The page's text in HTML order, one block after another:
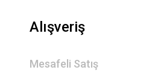
Alışveriş
Mesafeli Satış